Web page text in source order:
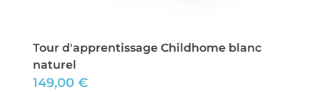
Tour d'apprentissage Childhome blanc
naturel
149,00 €